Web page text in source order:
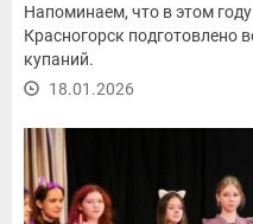
Напоминаем, что в этом
Красногорск подготовлено
купаний.
18.01.2026